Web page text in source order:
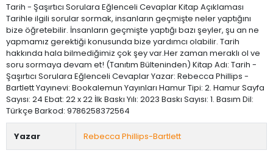
Tarih - Şaşırtıcı Sorulara Eğlenceli Cevaplar Kitap Açıklaması
Tarihle ilgili sorular sormak, insanların geçmişte neler yaptığını
bize öğretebilir. İnsanların geçmişte yaptığı bazı şeyler, şu an ne
yapmamız gerektiği konusunda bize yardımcı olabilir. Tarih
hakkında hala bilmediğimiz çok şey var.Her zaman meraklı ol ve
soru sormaya devam et! (Tanıtım Bülteninden) Kitap Adı: Tarih -
Şaşırtıcı Sorulara Eğlenceli Cevaplar Yazar: Rebecca Phillips -
Bartlett Yayınevi: Bookalemun Yayınları Hamur Tipi: 2. Hamur Sayfa
Sayısı: 24 Ebat: 22 x 22 İlk Baskı Yılı: 2023 Baskı Sayısı: 1. Basım Dil:
Türkçe Barkod: 9786258372564
Yazar Rebecca Phillips-Bartlett